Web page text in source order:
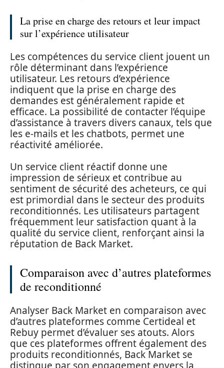
La prise en charge des retours et leur impact
sur l’expérience utilisateur
Les compétences du service client jouent un
rôle déterminant dans l’expérience
utilisateur. Les retours d’expérience
indiquent que la prise en charge des
demandes est généralement rapide et
efficace. La possibilité de contacter l’équipe
d’assistance à travers divers canaux, tels que
les e-mails et les chatbots, permet une
réactivité améliorée.
Un service client réactif donne une
impression de sérieux et contribue au
sentiment de sécurité des acheteurs, ce qui
est primordial dans le secteur des produits
reconditionnés. Les utilisateurs partagent
fréquemment leur satisfaction quant à la
qualité du service client, renforçant ainsi la
réputation de Back Market.
Comparaison avec d’autres plateformes
de reconditionné
Analyser Back Market en comparaison avec
d’autres plateformes comme Certideal et
Rebuy permet d’évaluer ses atouts. Alors
que ces plateformes offrent également des
produits reconditionnés, Back Market se
distingue par son engagement envers la